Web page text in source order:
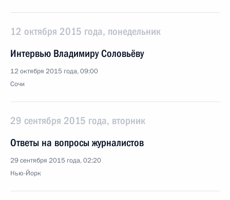
12 октября 2015 года, понедельник
Интервью Владимиру Соловьёву
12 октября 2015 года, 09:00
Сочи
29 сентября 2015 года, вторник
Ответы на вопросы журналистов
29 сентября 2015 года, 02:20
Нью-Йорк